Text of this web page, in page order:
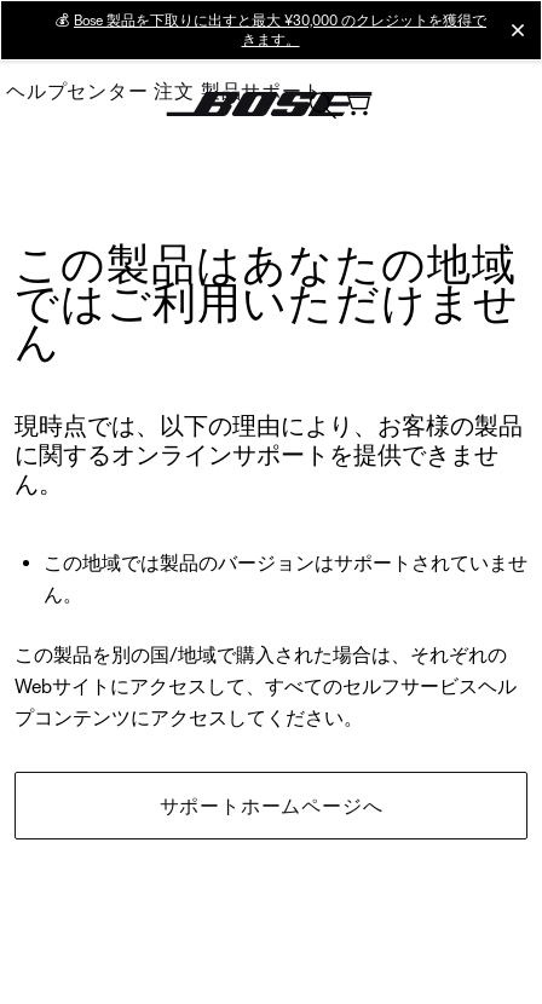
Main
💰 Bose 製品を下取りに出すと最大 ¥30,000 のクレジットを獲得で
きます。
ヘルプセンター 注文 製品サポート
この製品はあなたの地域
ではご利用いただけませ
ん
現時点では、以下の理由により、お客様の製品
に関するオンラインサポートを提供できませ
ん。
この地域では製品のバージョンはサポートされていませ
ん。
この製品を別の国/地域で購入された場合は、それぞれの
Webサイトにアクセスして、すべてのセルフサービスヘル
プコンテンツにアクセスしてください。
サポートホームページへ